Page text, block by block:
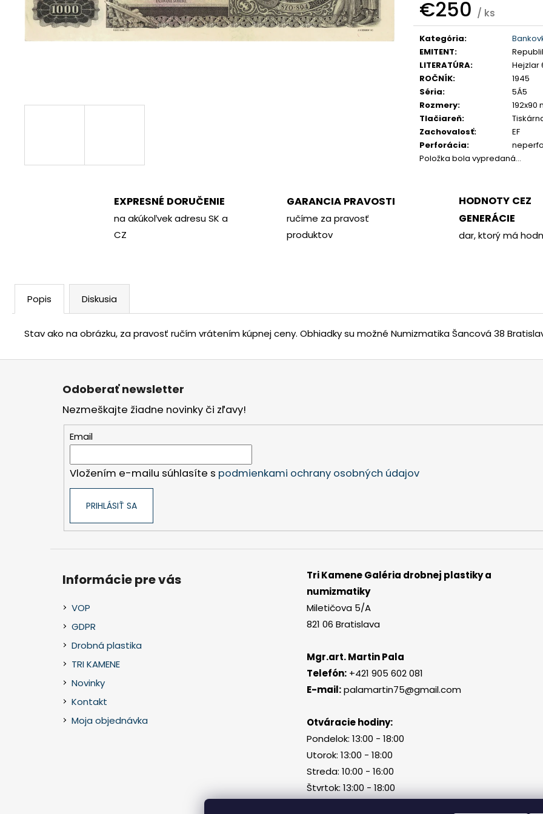
€250 / ks
Jednotková
cena:
Kategória:
EMITENT:
LITERATÚRA:
Hejzlar
ROČNÍK:
1945
Séria:
5Á5
Rozmery:
192x90
Tlačiareň:
Zachovalosť:
EF
Perforácia:
Položka bola vypredaná…
EXPRESNÉ DORUČENIE
na akúkoľvek adresu SK a
CZ
GARANCIA PRAVOSTI
ručíme za pravosť
produktov
HODNOTY CEZ
GENERÁCIE
dar, ktorý má
Popis Diskusia
Stav ako na obrázku, za pravosť ručím vrátením kúpnej ceny. Obhiadky su možné Numizmatika Šancová 38
€70
€350
€400
Z
Odoberať newsletter
Nezmeškajte žiadne novinky či zľavy!
Email
Vložením e-mailu súhlasíte s podmienkami ochrany osobných údajov
PRIHLÁSIŤ SA
Informácie pre vás
VOP
GDPR
Drobná plastika
TRI KAMENE
Novinky
Kontakt
Moja objednávka
Tri Kamene Galéria drobnej plastiky a
numizmatiky
Miletičova 5/A
821 06 Bratislava
Mgr.art. Martin Pala
Telefón: +421 905 602 081
E-mail: palamartin75@gmail.com
Otváracie hodiny:
Pondelok: 13:00 - 18:00
Utorok: 13:00 - 18:00
Streda: 10:00 - 16:00
Štvrtok: 13:00 - 18:00